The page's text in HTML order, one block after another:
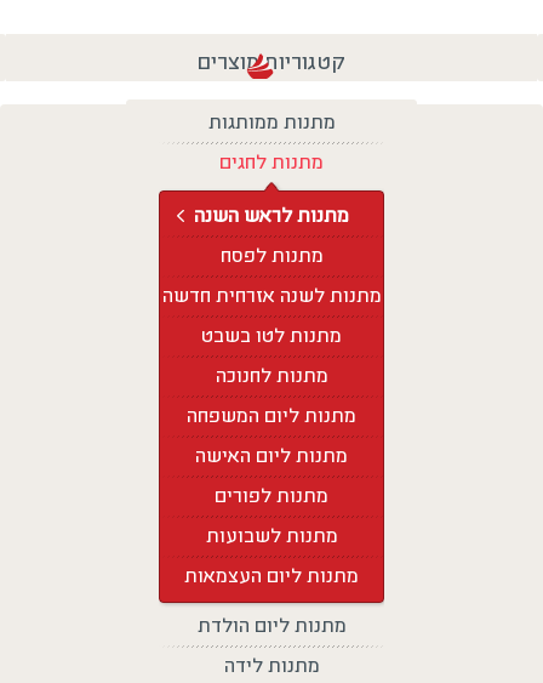
קטגוריות מוצרים
מתנות ממותגות
מתנות לחגים
מתנות לראש השנה
מתנות לפסח
מתנות לשנה אזרחית חדשה
מתנות לטו בשבט
מתנות לחנוכה
מתנות ליום המשפחה
מתנות ליום האישה
מתנות לפורים
מתנות לשבועות
מתנות ליום העצמאות
מתנות ליום הולדת
מתנות לידה